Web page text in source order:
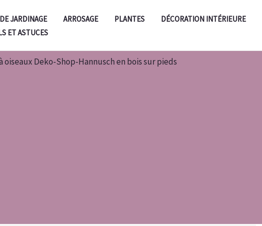
JARDINAGE ARROSAGE PLANTES DÉCORATION INTÉRIEURE
ET ASTUCES
oiseaux Deko-Shop-Hannusch en bois sur pieds